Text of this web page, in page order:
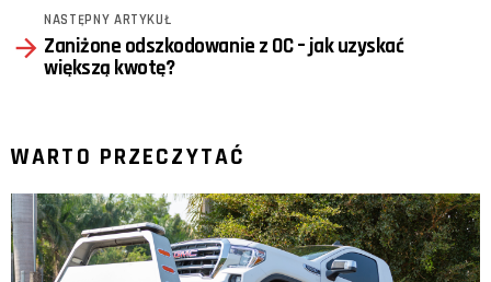
NASTĘPNY ARTYKUŁ
Zaniżone odszkodowanie z OC – jak uzyskać
większą kwotę?
WARTO PRZECZYTAĆ